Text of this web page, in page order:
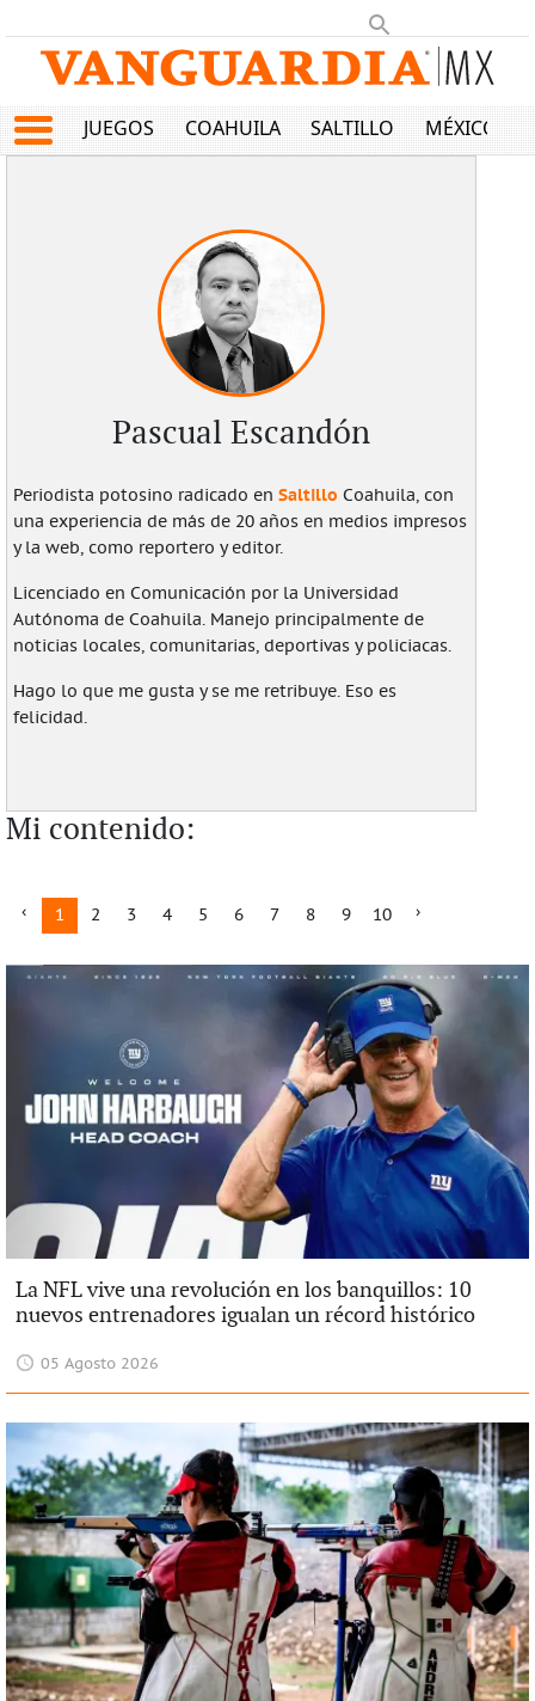
JUEGOS COAHUILA SALTILLO MÉXICO
Pascual Escandón
Periodista potosino radicado en Saltillo Coahuila, con
una experiencia de más de 20 años en medios impresos
y la web, como reportero y editor.
Licenciado en Comunicación por la Universidad
Autónoma de Coahuila. Manejo principalmente de
noticias locales, comunitarias, deportivas y policiacas.
Hago lo que me gusta y se me retribuye. Eso es
felicidad.
Mi contenido:
1 2 3 4 5 6 7 8 9 10
La NFL vive una revolución en los banquillos: 10
nuevos entrenadores igualan un récord histórico
05 Agosto 2026